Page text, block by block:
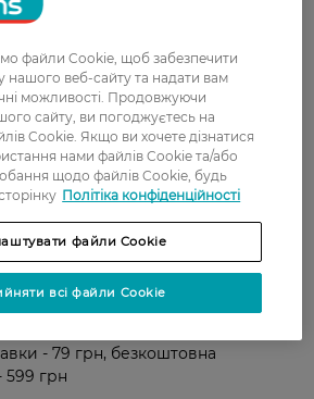
0 відгуків
пошти - 99 грн,
699 грн
- 79 грн, безкоштовна
599 грн
файли Cookie, щоб забезпечити
нашого веб-сайту та надати вам
можливості. Продовжуючи
сайту, ви погоджуєтесь на
Cookie. Якщо ви хочете дізнатися
нами файлів Cookie та/або
щодо файлів Cookie, будь
Політіка конфіденційності
файли Cookie
всі файли Cookie